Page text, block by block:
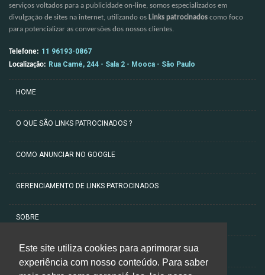
Este site utiliza cookies para aprimorar sua
experiência com nosso conteúdo. Para saber
serviços voltados para a publicidade on-line, somos especializados em
divulgação de sites na internet, utilizando os Links patrocinados como foco
para potencializar as conversões dos nossos clientes.
Telefone: 11 96193-0867
Localização: Rua Camé, 244 - Sala 2 - Mooca - São Paulo
HOME
O QUE SÃO LINKS PATROCINADOS ?
COMO ANUNCIAR NO GOOGLE
GERENCIAMENTO DE LINKS PATROCINADOS
SOBRE
ARTIGOS